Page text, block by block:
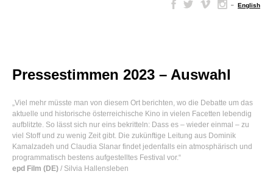
– English
Pressestimmen 2023 – Auswahl
„Viel mehr müsste man von diesem Ort berichten, wo die Debatte um das
aktuelle und historische österreichische Kino in vielen Facetten lebendig
aufblitzte. So lässt sich nur eins bekritteln: Dass es – wieder einmal – zu
viel Stoff und zu wenig Zeit gibt. Die zukünftige Leitung aus Dominik
Kamalzadeh und Claudia Slanar findet jedenfalls ein atmosphärisch und
programmatisch bestens aufgestelltes Festival vor.“
epd Film (DE) / Silvia Hallensleben